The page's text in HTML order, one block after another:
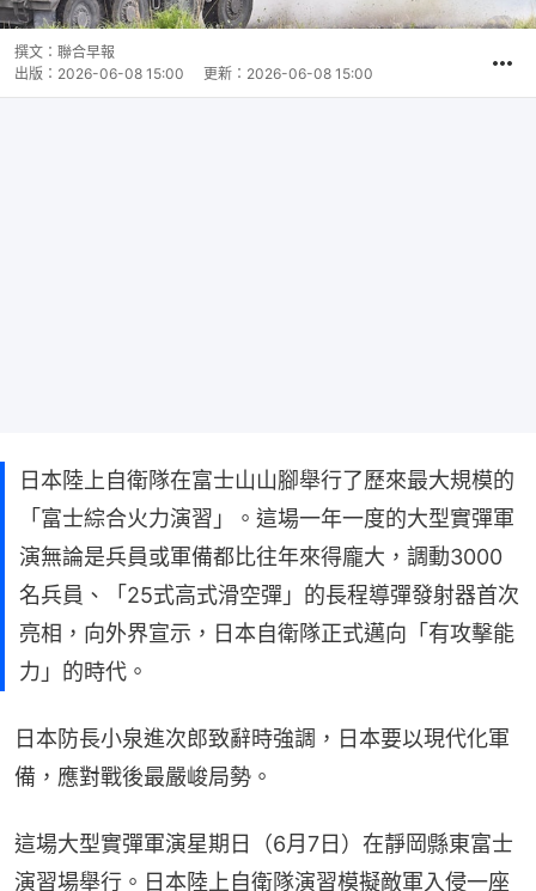
撰文： 聯合早報
出版： 2026-06-08 15:00 更新： 2026-06-08 15:00
日本陸上自衛隊在富士山山腳舉行了歷來最大規模的
「富士綜合火力演習」。這場一年一度的大型實彈軍
演無論是兵員或軍備都比往年來得龐大，調動3000
名兵員、「25式高式滑空彈」的長程導彈發射器首次
亮相，向外界宣示，日本自衛隊正式邁向「有攻擊能
力」的時代。
日本防長小泉進次郎致辭時強調，日本要以現代化軍
備，應對戰後最嚴峻局勢。
這場大型實彈軍演星期日（6月7日）在靜岡縣東富士
演習場舉行。日本陸上自衛隊演習模擬敵軍入侵一座